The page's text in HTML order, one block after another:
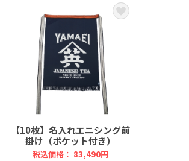
【10枚】名入れエニシング前
掛け（ポケット付き）
税込価格： 83,490円